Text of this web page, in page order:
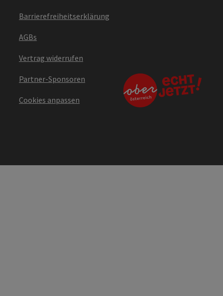
Barrierefreiheitserklärung
AGBs
Vertrag widerrufen
Partner-Sponsoren
Cookies anpassen